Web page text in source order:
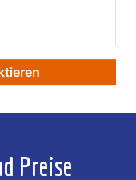
Preise